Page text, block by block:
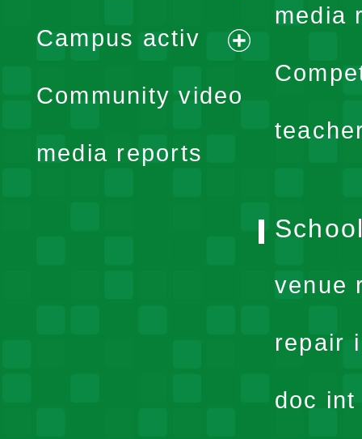
media
expand
menu
Campus activ
expand
Community video
media reports
venue
repair
doc